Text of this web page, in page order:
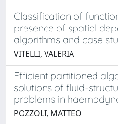
Classification of
presence of spatial
algorithms and case
VITELLI, VALERIA
Efficient partitioned
solutions of fluid-
problems in
POZZOLI, MATTEO